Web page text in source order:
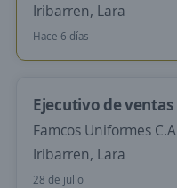
Iribarren, Lara
Hace 6 días
Ejecutivo de ventas
Famcos Uniformes C.A
Iribarren, Lara
28 de julio